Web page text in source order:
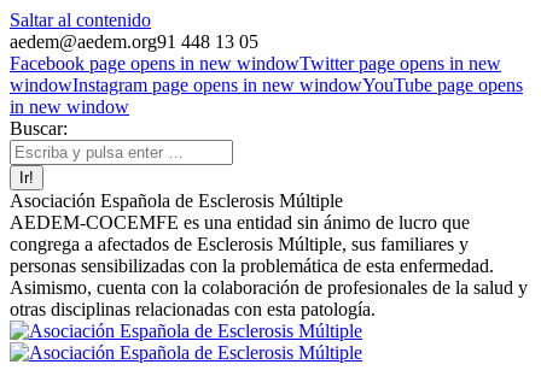
Saltar al contenido
aedem@aedem.org91 448 13 05
Facebook page opens in new windowTwitter page opens in new
windowInstagram page opens in new windowYouTube page opens
in new window
Buscar:
Asociación Española de Esclerosis Múltiple
AEDEM-COCEMFE es una entidad sin ánimo de lucro que
congrega a afectados de Esclerosis Múltiple, sus familiares y
personas sensibilizadas con la problemática de esta enfermedad.
Asimismo, cuenta con la colaboración de profesionales de la salud y
otras disciplinas relacionadas con esta patología.